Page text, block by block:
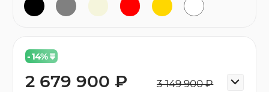
- 14%
3 149 900 ₽
2 679 900 ₽